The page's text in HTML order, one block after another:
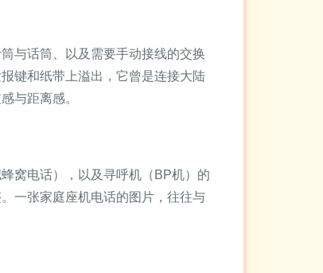
与话筒、以及需要手动接线的交换
键和纸带上溢出，它曾是连接大陆
与距离感。
窝电话），以及寻呼机（BP机）的
一张家庭座机电话的图片，往往与